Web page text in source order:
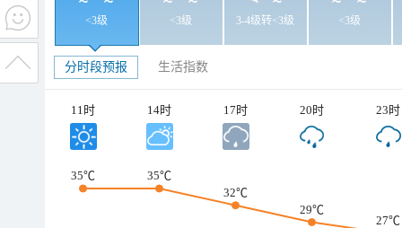
<3级 <3级 3-4级转<3级 <3级
分时段预报 生活指数
11时 14时 17时 20时 23时
35℃
35℃
32℃
29℃
27℃